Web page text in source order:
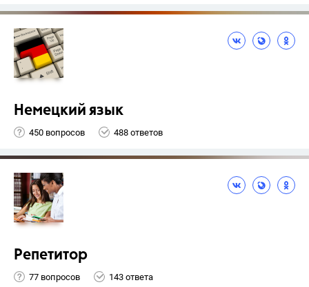
Немецкий язык
450 вопросов 488 ответов
Репетитор
77 вопросов 143 ответа